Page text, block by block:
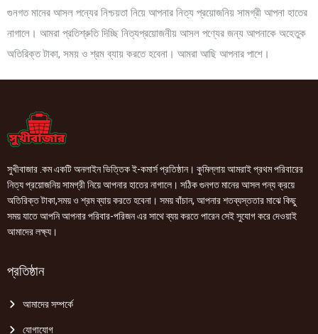
গুনগত মানের আসল পন্যের নিশ্চয়তা নিয়ে আপনার নিত্য প্রয়োজনিয় সামগ্রী আপনা হাতের
নাগালে। আমরা প্রতিশ্রুতি দিচ্ছি নিত্যপ্রয়োজনীয় আসল পণ্যের জন্য আপনাকে অহেতুক
অতিরিক্ত টাকা, সময় ও শ্রম ব্যায় করতে হবেনা। আমরা আছি আপনার পাশে।
সুখীবাজার .কম একটি অনলাইন ভিত্তিক ই-কমার্স প্রতিষ্ঠান। কুমিল্লায় আমরাই প্রথম পরিবারের
নিত্য প্রয়োজনিয় সামগ্রী নিয়ে আপনার হাতের নাগালে। সঠিক গুনগত মানের আসল পন্য ক্রয়ে
অতিরিক্ত টাকা,সময় ও শ্রম ব্যায় করতে হবেনা। সময় বাঁচান, আপনার শতব্যস্ততার মাঝে কিছু
সময় যাতে আপনি আপনার পরিবার-পরিজন এর সাথে ব্যয় করতে পারেন সেই সুযোগ করে দেওয়াই
আমাদের লক্ষ্য।
প্রতিষ্ঠান
আমাদের সম্পর্কে
যোগাযোগ